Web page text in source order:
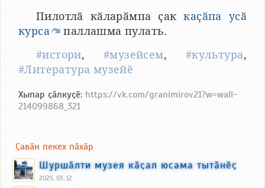
Пилотлӑ кӑларӑмпа ҫаккаҫӑпа усӑ
курса
паллашма пулать.
#истори,#музейсем, #культура,
#Литература музейӗ
Хыпар ҫӑлкуҫӗ: https://vk.com/granimirov21?w=wall-
214099868_321
Ҫавӑн пекех пӑхӑр
Шуршӑлти музея кӑҫал юсама тытӑнӗҫ
2025, 03, 12